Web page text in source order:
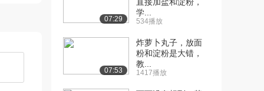
07:29
学...
534播放
07:53
炸萝卜丸子，放面
粉和淀粉是大错，
教...
1417播放